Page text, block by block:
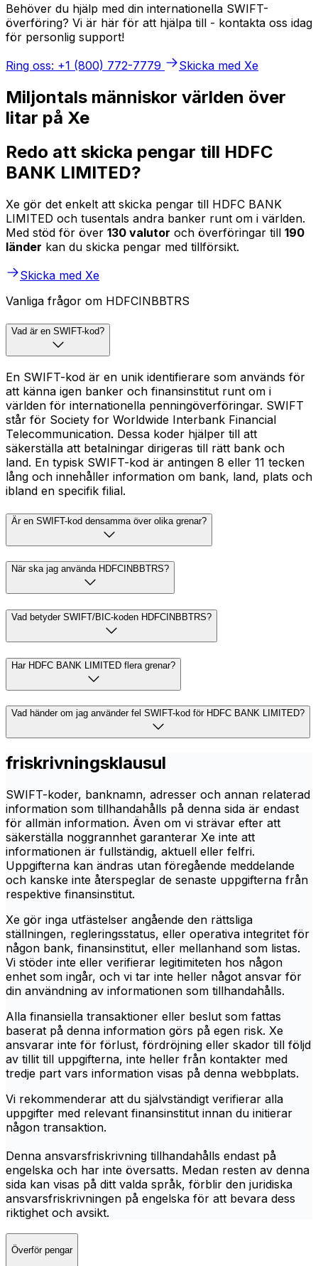
Behöver du hjälp med din internationella SWIFT-
överföring? Vi är här för att hjälpa till - kontakta oss idag
för personlig support!
Ring oss: +1 (800) 772-7779
Skicka med Xe
Miljontals människor världen över
litar på Xe
Redo att skicka pengar till HDFC
BANK LIMITED?
Xe gör det enkelt att skicka pengar till HDFC BANK
LIMITED och tusentals andra banker runt om i världen.
Med stöd för över 130 valutor och överföringar till 190
länder kan du skicka pengar med tillförsikt.
Skicka med Xe
Vanliga frågor om HDFCINBBTRS
Vad är en SWIFT-kod?
En SWIFT-kod är en unik identifierare som används för
att känna igen banker och finansinstitut runt om i
världen för internationella penningöverföringar. SWIFT
står för Society for Worldwide Interbank Financial
Telecommunication. Dessa koder hjälper till att
säkerställa att betalningar dirigeras till rätt bank och
land. En typisk SWIFT-kod är antingen 8 eller 11 tecken
lång och innehåller information om bank, land, plats och
ibland en specifik filial.
Är en SWIFT-kod densamma över olika grenar?
När ska jag använda HDFCINBBTRS?
Vad betyder SWIFT/BIC-koden HDFCINBBTRS?
Har HDFC BANK LIMITED flera grenar?
Vad händer om jag använder fel SWIFT-kod för HDFC BANK LIMITED?
friskrivningsklausul
SWIFT-koder, banknamn, adresser och annan relaterad
information som tillhandahålls på denna sida är endast
för allmän information. Även om vi strävar efter att
säkerställa noggrannhet garanterar Xe inte att
informationen är fullständig, aktuell eller felfri.
Uppgifterna kan ändras utan föregående meddelande
och kanske inte återspeglar de senaste uppgifterna från
respektive finansinstitut.
Xe gör inga utfästelser angående den rättsliga
ställningen, regleringsstatus, eller operativa integritet för
någon bank, finansinstitut, eller mellanhand som listas.
Vi stöder inte eller verifierar legitimiteten hos någon
enhet som ingår, och vi tar inte heller något ansvar för
din användning av informationen som tillhandahålls.
Alla finansiella transaktioner eller beslut som fattas
baserat på denna information görs på egen risk. Xe
ansvarar inte för förlust, fördröjning eller skador till följd
av tillit till uppgifterna, inte heller från kontakter med
tredje part vars information visas på denna webbplats.
Vi rekommenderar att du självständigt verifierar alla
uppgifter med relevant finansinstitut innan du initierar
någon transaktion.
Denna ansvarsfriskrivning tillhandahålls endast på
engelska och har inte översatts. Medan resten av denna
sida kan visas på ditt valda språk, förblir den juridiska
ansvarsfriskrivningen på engelska för att bevara dess
riktighet och avsikt.
Överför pengar